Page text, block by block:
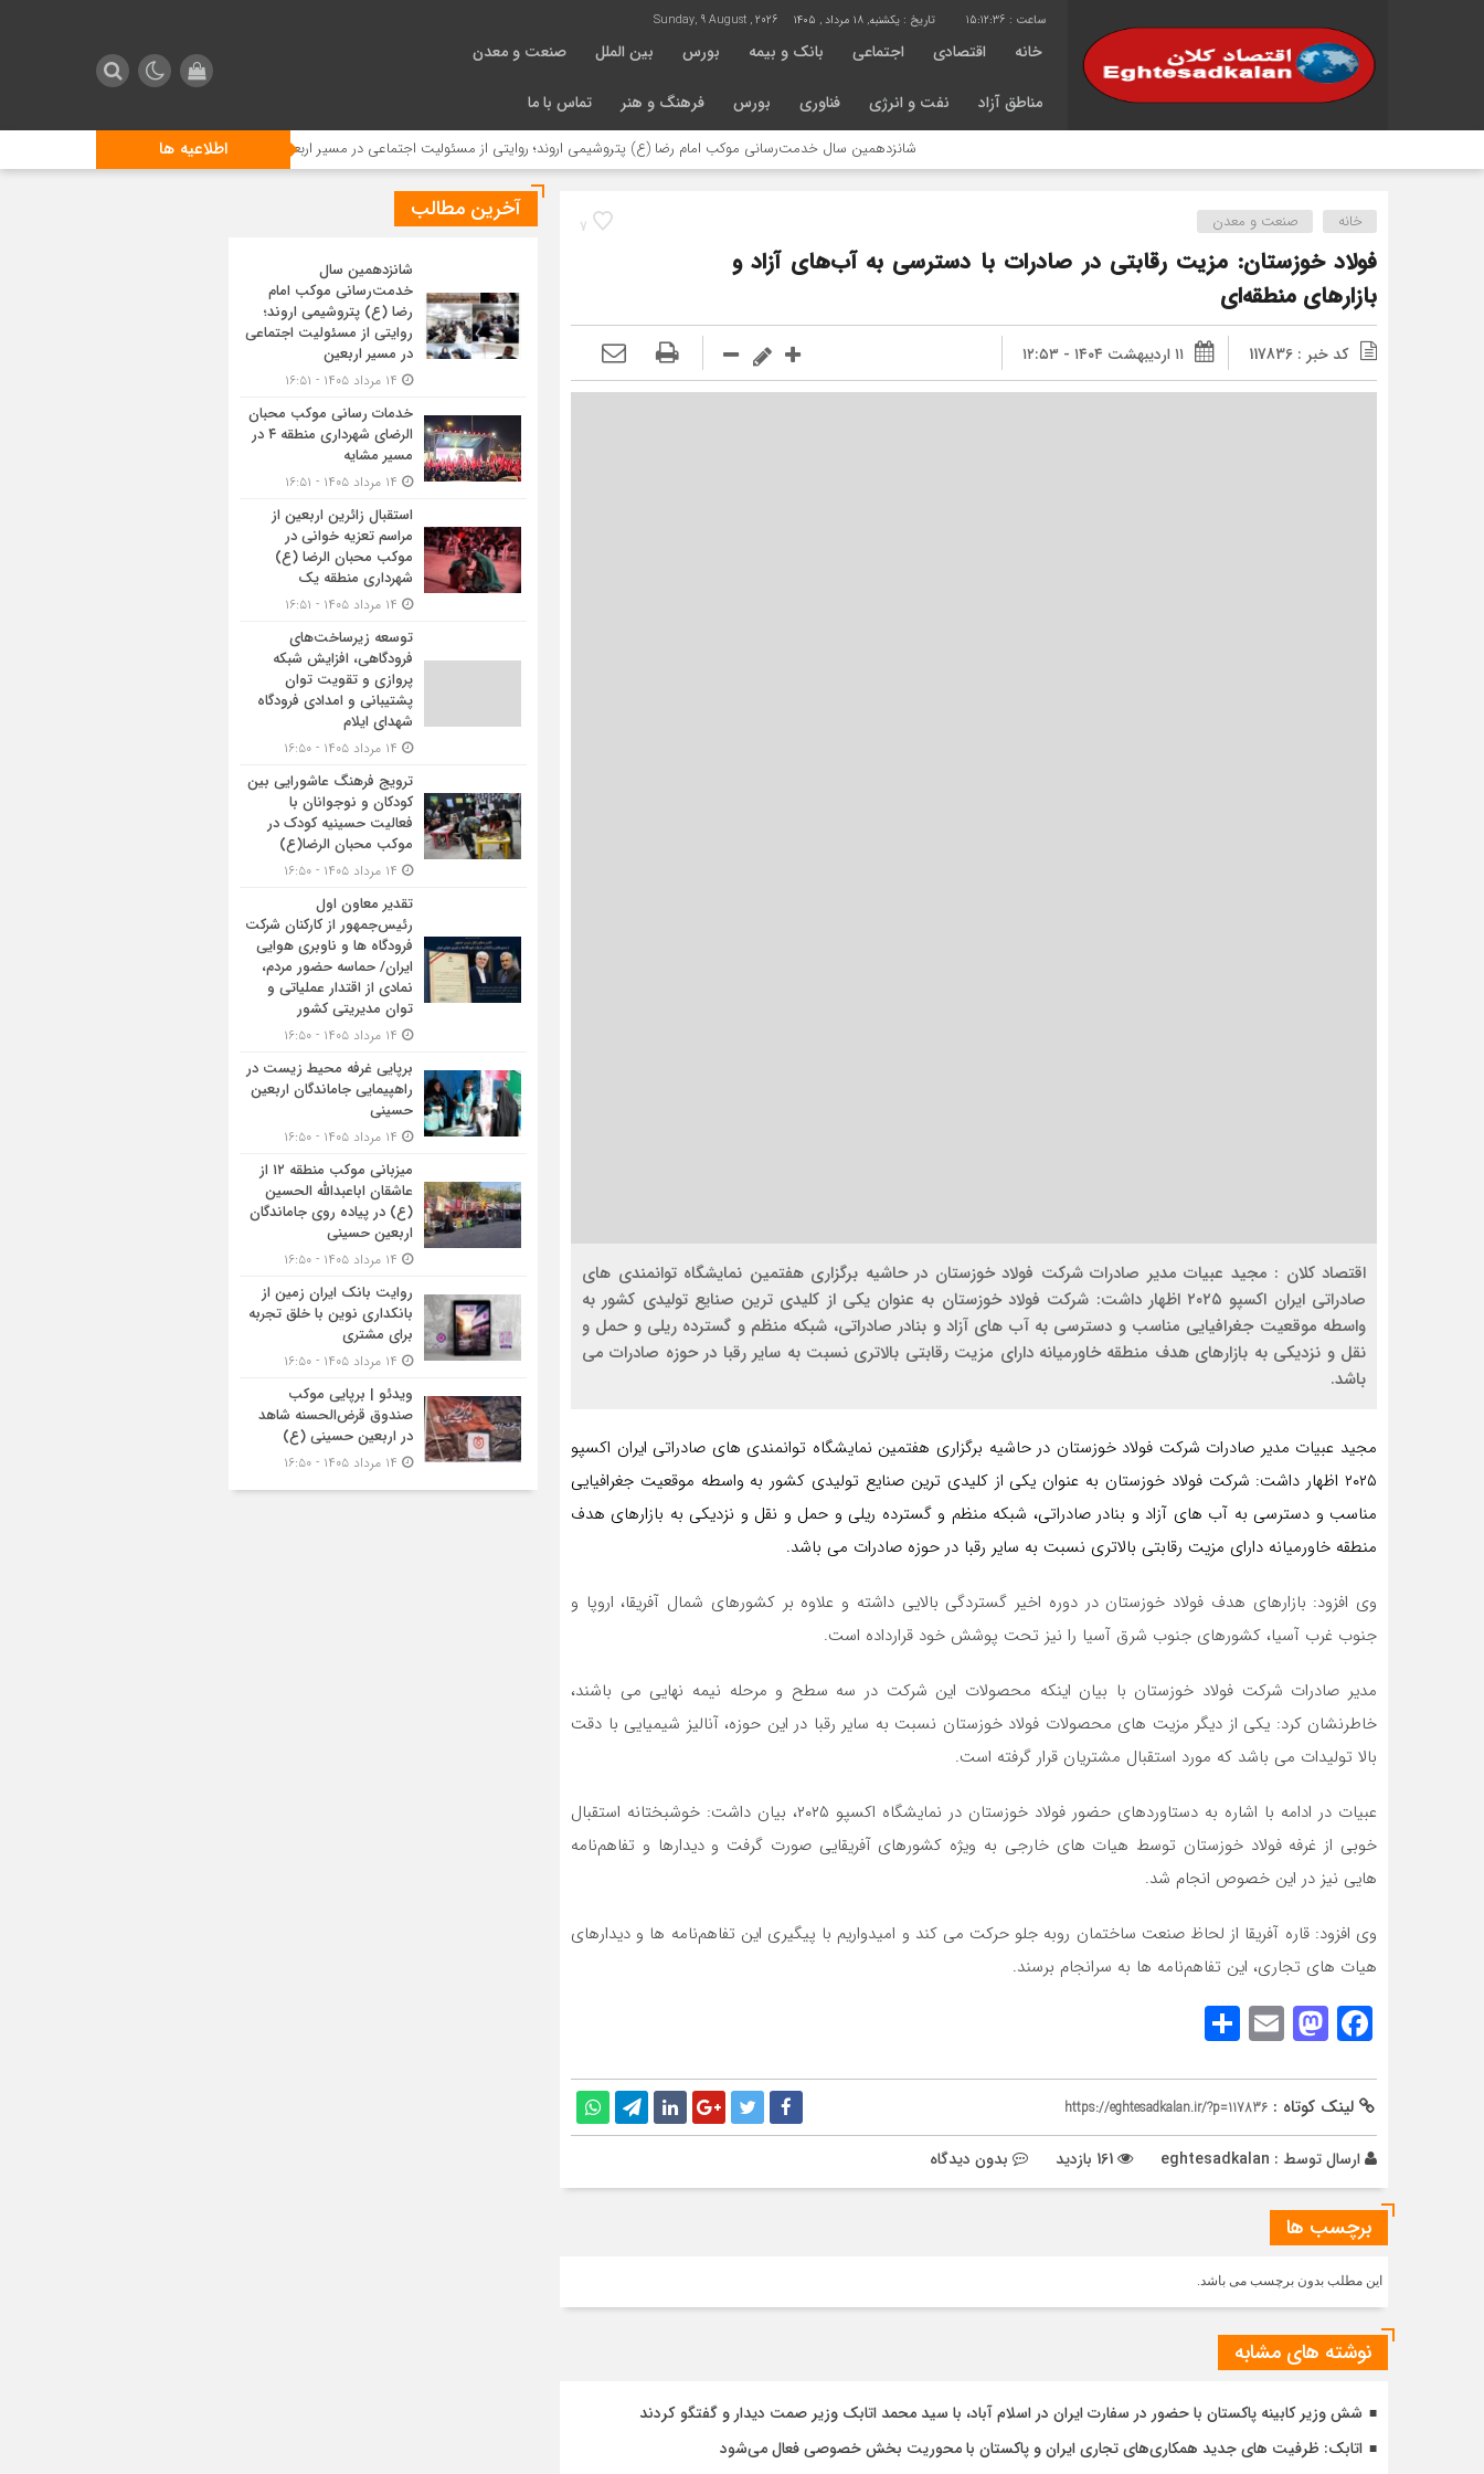
15:12:37 تاریخ : یکشنبه, ۱۸ مرداد , ۱۴۰۵ Sunday, 9 August , 2026
خانه اقتصادی اجتماعی بانک و بیمه بورس بین الملل صنعت و معدن
مناطق آزاد نفت و انرژی فناوری بورس فرهنگ و هنر تماس با ما
اطلاعیه ها شانزدهمین سال خدمت‌رسانی موکب امام رضا (ع) پتروشیمی اروند؛ روایتی از مسئولیت اجتماعی در مسیر اربعین خدمات رسانی موکب محبان الرضای شهرداری منطقه ۴ در مسیر
7 خانه صنعت و معدن
فولاد خوزستان: مزیت رقابتی در صادرات با دسترسی به آب‌های آزاد و
بازارهای منطقه‌ای
کد خبر : 117836 ۱۱ اردیبهشت ۱۴۰۴ - ۱۲:۵۳
اقتصاد کلان : مجید عبیات مدیر صادرات شرکت فولاد خوزستان در حاشیه برگزاری هفتمین نمایشگاه توانمندی های
صادراتی ایران اکسپو ۲۰۲۵ اظهار داشت: شرکت فولاد خوزستان به عنوان یکی از کلیدی ترین صنایع تولیدی کشور به
واسطه موقعیت جغرافیایی مناسب و دسترسی به آب های آزاد و بنادر صادراتی، شبکه منظم و گسترده ریلی و حمل و
نقل و نزدیکی به بازارهای هدف منطقه خاورمیانه دارای مزیت رقابتی بالاتری نسبت به سایر رقبا در حوزه صادرات می
باشد.
مجید عبیات مدیر صادرات شرکت فولاد خوزستان در حاشیه برگزاری هفتمین نمایشگاه توانمندی های صادراتی ایران اکسپو
۲۰۲۵ اظهار داشت: شرکت فولاد خوزستان به عنوان یکی از کلیدی ترین صنایع تولیدی کشور به واسطه موقعیت جغرافیایی
مناسب و دسترسی به آب های آزاد و بنادر صادراتی، شبکه منظم و گسترده ریلی و حمل و نقل و نزدیکی به بازارهای هدف
منطقه خاورمیانه دارای مزیت رقابتی بالاتری نسبت به سایر رقبا در حوزه صادرات می باشد.
وی افزود: بازار‌های هدف فولاد خوزستان در دوره اخیر گستردگی بالایی داشته و علاوه بر کشورهای شمال آفریقا، اروپا و
جنوب غرب آسیا، کشورهای جنوب شرق آسیا را نیز تحت پوشش خود قرارداده است.
مدیر صادرات شرکت فولاد خوزستان با بیان اینکه محصولات این شرکت در سه سطح و مرحله نیمه نهایی می باشند،
خاطرنشان کرد: یکی از دیگر مزیت های محصولات فولاد خوزستان نسبت به سایر رقبا در این حوزه، آنالیز شیمیایی با دقت
بالا تولیدات می باشد که مورد استقبال مشتریان قرار گرفته است.
عبیات در ادامه با اشاره به دستاوردهای حضور فولاد خوزستان در نمایشگاه اکسپو ۲۰۲۵، بیان داشت: خوشبختانه استقبال
خوبی از غرفه فولاد خوزستان توسط هیات های خارجی به ویژه کشورهای آفریقایی صورت گرفت و دیدارها و تفاهم‌نامه
هایی نیز در این خصوص انجام شد.
وی افزود: قاره آفریقا از لحاظ صنعت ساختمان روبه جلو حرکت می کند و امیدواریم با پیگیری این تفاهم‌نامه ها و دیدارهای
هیات های تجاری، این تفاهم‌نامه ها به سرانجام برسند.
Facebook
Mastodon
Email
لینک کوتاه : https://eghtesadkalan.ir/?p=117836
ارسال توسط : eghtesadkalan بدون دیدگاه
برچسب ها
این مطلب بدون برچسب می باشد.
نوشته های مشابه
شش وزیر کابینه پاکستان با حضور در سفارت ایران در اسلام آباد، با سيد محمد اتابك وزير صمت ديدار و گفتگو كردند
اتابک: ظرفیت های جدید همکاری‌های تجاری ایران و پاکستان با محوریت بخش خصوصی فعال می‌شود
آخرین مطالب
شانزدهمین سال
خدمت‌رسانی موکب امام
رضا (ع) پتروشیمی اروند؛
روایتی از مسئولیت اجتماعی
در مسیر اربعین
خدمات رسانی موکب محبان
الرضای شهرداری منطقه ۴ در
مسیر مشایه
استقبال زائرین اربعین از
مراسم تعزیه خوانی در
موکب محبان الرضا (ع)
شهرداری منطقه یک
توسعه زیرساخت‌های
فرودگاهی، افزایش شبکه
پروازی و تقویت توان
پشتیبانی و امدادی فرودگاه
شهدای ایلام
ترویج فرهنگ عاشورایی بین
کودکان و نوجوانان با
فعالیت حسینیه کودک در
موکب محبان الرضا(ع)
تقدیر معاون اول
رئیس‌جمهور از کارکنان شرکت
فرودگاه ها و ناوبری هوایی
ایران/ حماسه حضور مردم،
نمادی از اقتدار عملیاتی و
توان مدیریتی کشور
برپایی غرفه محیط زیست در
راهپیمایی جاماندگان اربعین
حسینی
میزبانی موکب منطقه ۱۲ از
عاشقان اباعبدالله الحسین
(ع) در پیاده روی جاماندگان
اربعین حسینی
روایت بانک ایران زمین از
بانکداری نوین با خلق تجربه
برای مشتری
ویدئو | برپایی موکب
صندوق قرض‌الحسنه شاهد
در اربعین حسینی (ع)